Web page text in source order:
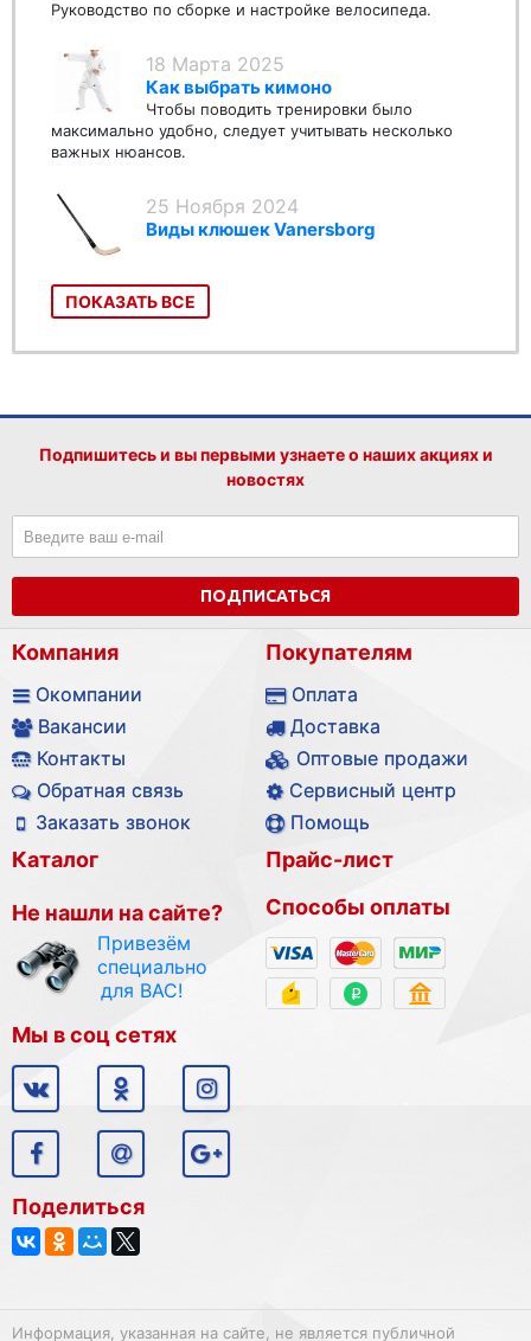
Руководство по сборке и настройке велосипеда.
18 Марта 2025
Как выбрать кимоно
Чтобы поводить тренировки было
максимально удобно, следует учитывать несколько
важных нюансов.
25 Ноября 2024
Виды клюшек Vanersborg
ПОКАЗАТЬ ВСЕ
Подпишитесь и вы первыми узнаете о наших акциях и
новостях
ПОДПИСАТЬСЯ
Компания
Окомпании
Вакансии
Контакты
Обратная связь
Заказать звонок
Покупателям
Оплата
Доставка
Оптовые продажи
Сервисный центр
Помощь
Каталог
Не нашли на сайте?
Привезём
специально
для ВАС!
Прайс-лист
Способы оплаты
Мы в соц сетях
Поделиться
Информация, указанная на сайте, не является публичной